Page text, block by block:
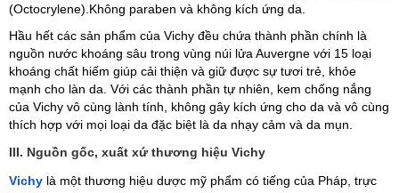
(Octocrylene).Không paraben và không kích ứng da.
Hầu hết các sản phẩm của Vichy đều chứa thành phần chính là
nguồn nước khoáng sâu trong vùng núi lửa Auvergne với 15 loại
khoáng chất hiếm giúp cải thiện và giữ được sự tươi trẻ, khỏe
mạnh cho làn da. Với các thành phần tự nhiên, kem chống nắng
của Vichy vô cùng lành tính, không gây kích ứng cho da và vô cùng
thích hợp với mọi loại da đặc biệt là da nhạy cảm và da mụn.
III. Nguồn gốc, xuất xứ thương hiệu Vichy
Vichy là một thương hiệu dược mỹ phẩm có tiếng của Pháp, trực